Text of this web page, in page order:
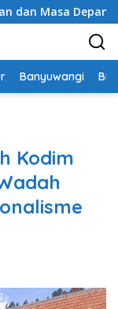
Depan Budaya
Banyuwangi
Kodim